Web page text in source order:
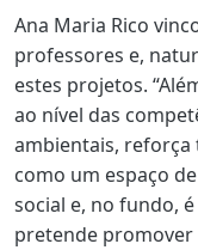
Ana Maria Rico
professores e,
estes projetos.
ao nível das
ambientais, reforça
como um espaço
social e, no fundo,
pretende promover